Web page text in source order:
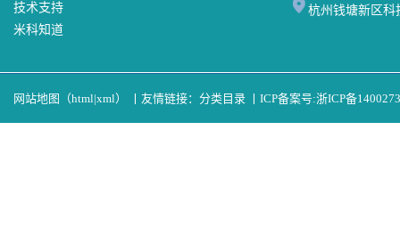
技术支持
米科知道
杭州钱塘新区科
网站地图（html|xml） 友情链接： 分类目录 ICP备案号:浙ICP备